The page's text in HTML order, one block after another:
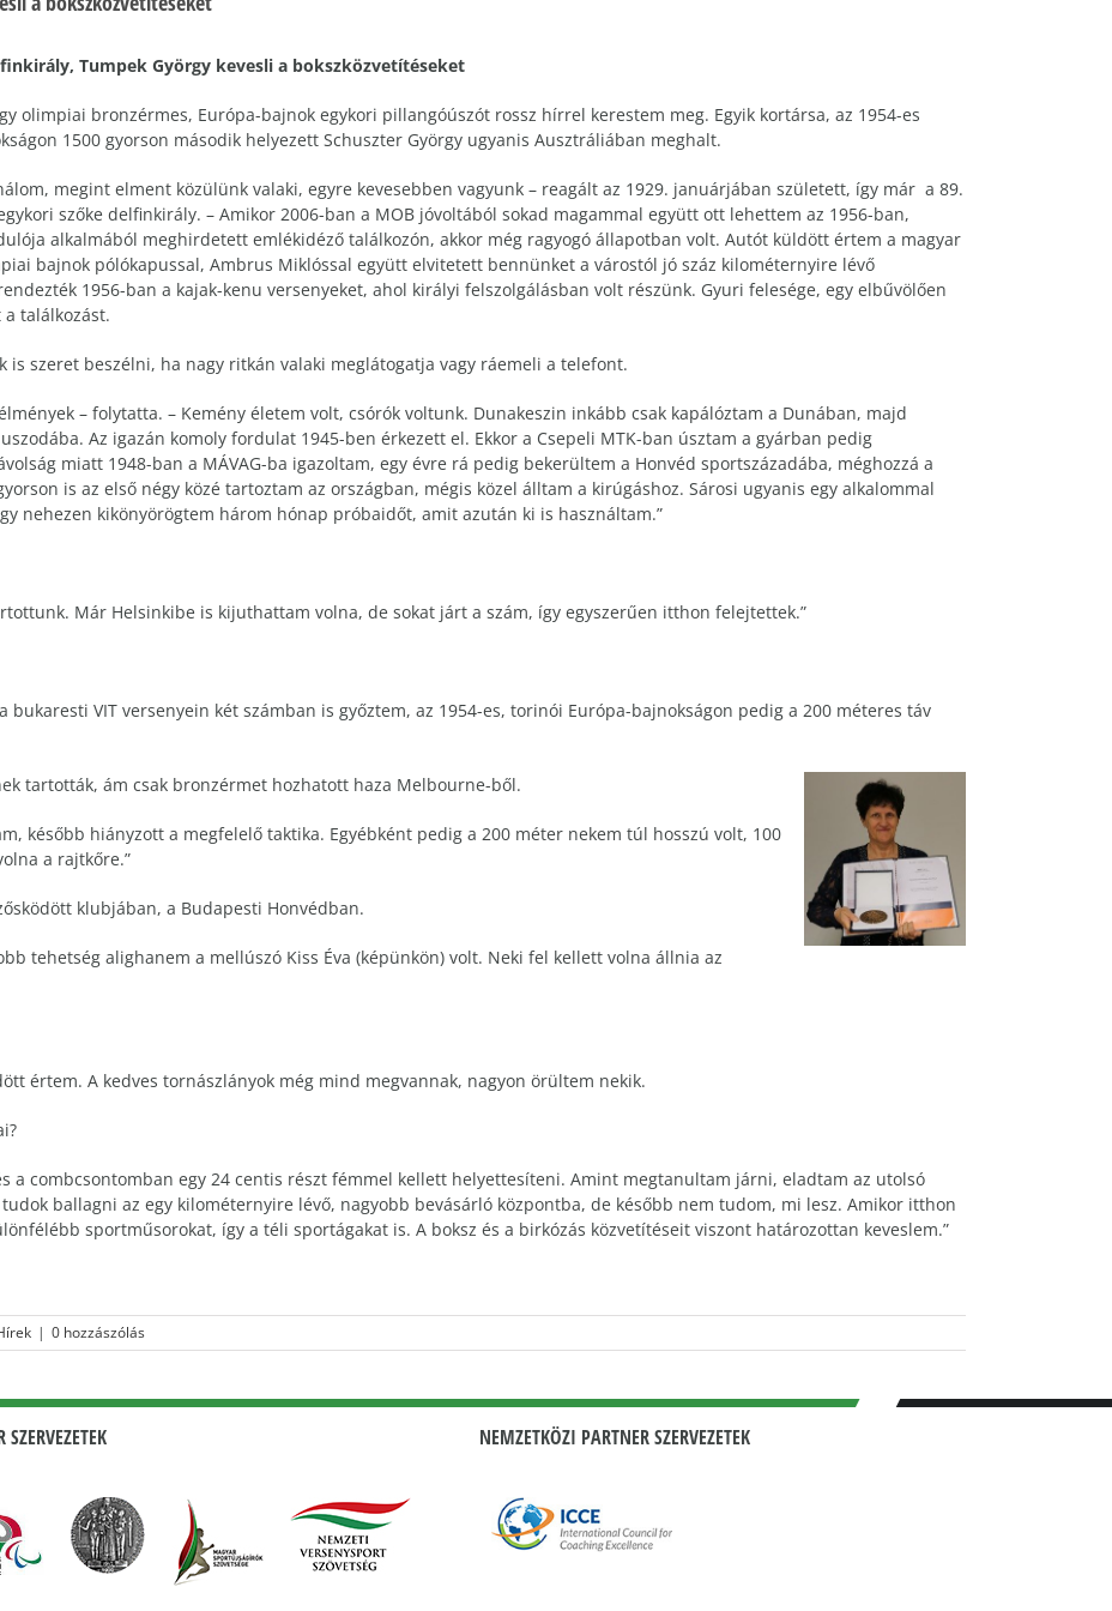
Tumpek György kevesli a bokszközvetítéseket
olimpiai bronzérmes, Európa-bajnok egykori pillangóúszót rossz hírrel kerestem meg. Egyik kortársa, az 1954-es
1500 gyorson második helyezett Schuszter György ugyanis Ausztráliában meghalt.
megint elment közülünk valaki, egyre kevesebben vagyunk – reagált az 1929. januárjában született, így már a 89.
szőke delfinkirály. – Amikor 2006-ban a MOB jóvoltából sokad magammal együtt ott lehettem az 1956-ban,
alkalmából meghirdetett emlékidéző találkozón, akkor még ragyogó állapotban volt. Autót küldött értem a magyar
bajnok pólókapussal, Ambrus Miklóssal együtt elvitetett bennünket a várostól jó száz kilométernyire lévő
1956-ban a kajak-kenu versenyeket, ahol királyi felszolgálásban volt részünk. Gyuri felesége, egy elbűvölően
találkozást.
szeret beszélni, ha nagy ritkán valaki meglátogatja vagy ráemeli a telefont.
– folytatta. – Kemény életem volt, csórók voltunk. Dunakeszin inkább csak kapálóztam a Dunában, majd
Az igazán komoly fordulat 1945-ben érkezett el. Ekkor a Csepeli MTK-ban úsztam a gyárban pedig
miatt 1948-ban a MÁVAG-ba igazoltam, egy évre rá pedig bekerültem a Honvéd sportszázadába, méghozzá a
is az első négy közé tartoztam az országban, mégis közel álltam a kirúgáshoz. Sárosi ugyanis egy alkalommal
nehezen kikönyörögtem három hónap próbaidőt, amit azután ki is használtam.”
Már Helsinkibe is kijuthattam volna, de sokat járt a szám, így egyszerűen itthon felejtettek.”
bukaresti VIT versenyein két számban is győztem, az 1954-es, torinói Európa-bajnokságon pedig a 200 méteres táv
tartották, ám csak bronzérmet hozhatott haza Melbourne-ből.
később hiányzott a megfelelő taktika. Egyébként pedig a 200 méter nekem túl hosszú volt, 100
a rajtkőre.”
klubjában, a Budapesti Honvédban.
tehetség alighanem a mellúszó Kiss Éva (képünkön) volt. Neki fel kellett volna állnia az
értem. A kedves tornászlányok még mind megvannak, nagyon örültem nekik.
a combcsontomban egy 24 centis részt fémmel kellett helyettesíteni. Amint megtanultam járni, eladtam az utolsó
ballagni az egy kilométernyire lévő, nagyobb bevásárló központba, de később nem tudom, mi lesz. Amikor itthon
sportműsorokat, így a téli sportágakat is. A boksz és a birkózás közvetítéseit viszont határozottan keveslem.”
| 0 hozzászólás
SZERVEZETEK NEMZETKÖZI PARTNER SZERVEZETEK